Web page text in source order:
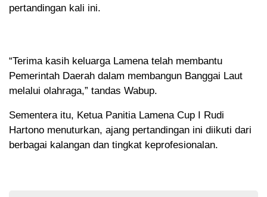
pertandingan kali ini.
“Terima kasih keluarga Lamena telah membantu
Pemerintah Daerah dalam membangun Banggai Laut
melalui olahraga,” tandas Wabup.
Sementera itu, Ketua Panitia Lamena Cup I Rudi
Hartono menuturkan, ajang pertandingan ini diikuti dari
berbagai kalangan dan tingkat keprofesionalan.